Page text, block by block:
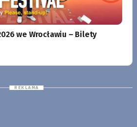
we Wrocławiu – Bilety